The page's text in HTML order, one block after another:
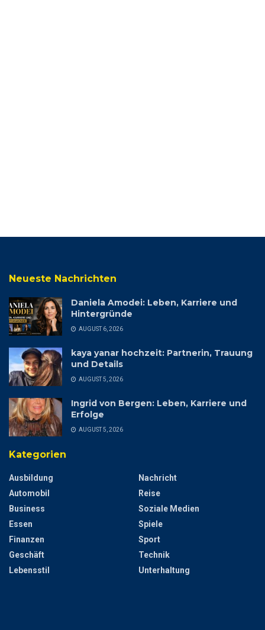
Neueste Nachrichten
Daniela Amodei: Leben, Karriere und
Hintergründe
AUGUST 6, 2026
kaya yanar hochzeit: Partnerin, Trauung
und Details
AUGUST 5, 2026
Ingrid von Bergen: Leben, Karriere und
Erfolge
AUGUST 5, 2026
Kategorien
Ausbildung
Automobil
Business
Essen
Finanzen
Geschäft
Lebensstil
Nachricht
Reise
Soziale Medien
Spiele
Sport
Technik
Unterhaltung